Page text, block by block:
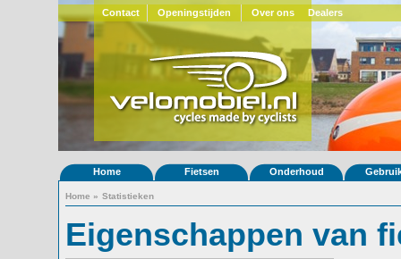
Contact Openingstijden Over ons Dealers
Home Fietsen Onderhoud
Home » Statistieken
Eigenschappen van